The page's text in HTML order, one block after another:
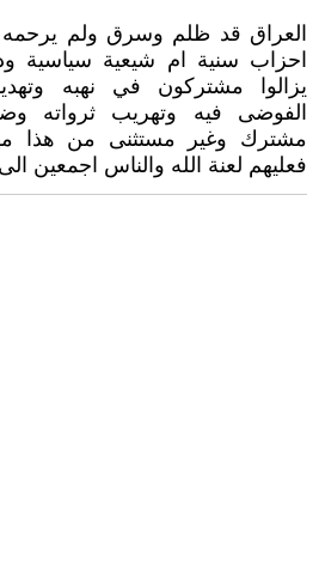
العراق قد ظلم وسرق ولم يرحمه
احزاب سنية ام شيعية سياسية
يزالوا مشتركون في نهبه
الفوضى فيه وتهريب ثرواته
مشترك وغير مستثنى من هذا
فعليهم لعنة الله والناس اجمعين